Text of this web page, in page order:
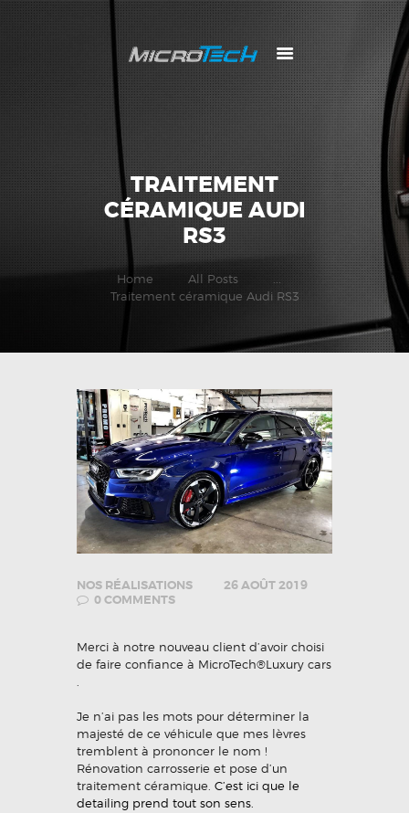
TRAITEMENT
CÉRAMIQUE AUDI
RS3
Home All Posts
Traitement céramique Audi RS3
NOS RÉALISATIONS
26 AOÛT 2019
0COMMENTS
Merci à notre nouveau client d’avoir choisi
de faire confiance à MicroTech®Luxury cars
Je n’ai pas les mots pour déterminer la
majesté de ce véhicule que mes lèvres
tremblent à prononcer le nom !
Rénovation carrosserie et pose d’un
traitement céramique. C’est ici que le
detailing prend tout son sens.